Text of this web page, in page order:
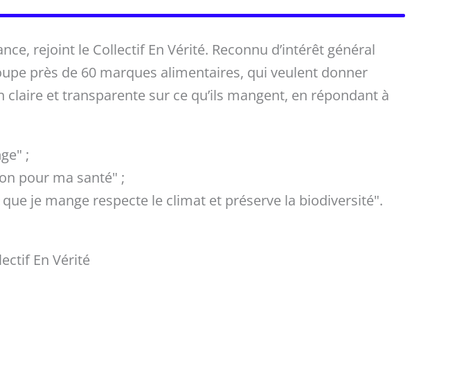
rejoint le Collectif En Vérité. Reconnu d’intérêt général
près de 60 marques alimentaires, qui veulent donner
et transparente sur ce qu’ils mangent, en répondant à
;
pour ma santé" ;
je mange respecte le climat et préserve la biodiversité".
En Vérité